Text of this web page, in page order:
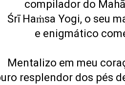
compilador do
Śrī Haṁsa Yogi, o seu
e enigmático
Mentalizo em meu
resplendor dos pés